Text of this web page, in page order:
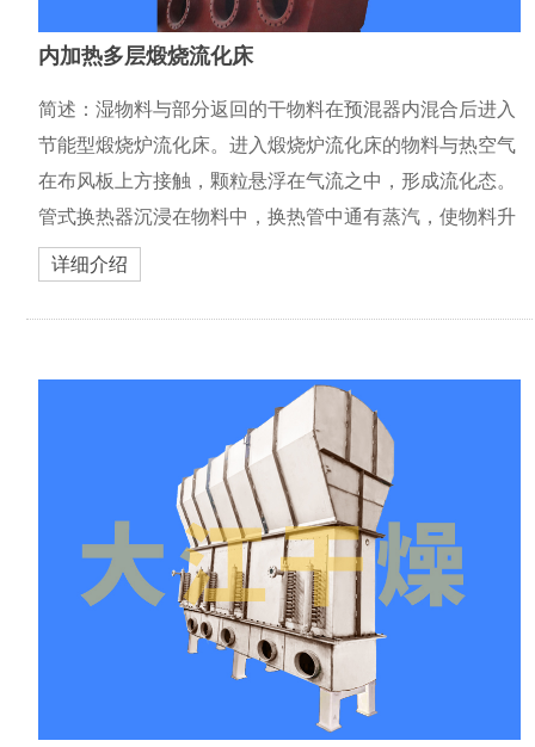
内加热多层煅烧流化床
简述：湿物料与部分返回的干物料在预混器内混合后进入
节能型煅烧炉流化床。进入煅烧炉流化床的物料与热空气
在布风板上方接触，颗粒悬浮在气流之中，形成流化态。
管式换热器沉浸在物料中，换热管中通有蒸汽，使物料升
温脱水所需的热量由管式换热器和流化用气体共同提供。
详细介绍